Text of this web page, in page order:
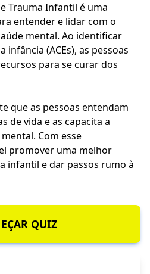
Trauma Infantil é uma
entender e lidar com o
mental. Ao identificar
infância (ACEs), as pessoas
para se curar dos
que as pessoas entendam
de vida e as capacita a
Com esse
promover uma melhor
infantil e dar passos rumo à
QUIZ